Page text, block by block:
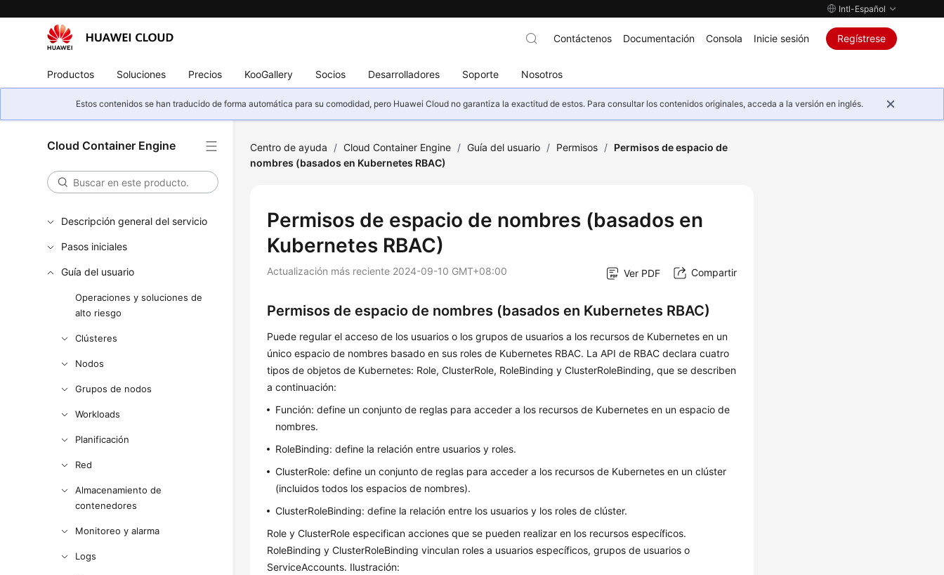
Intl-Español
Productos Soluciones Precios KooGallery Socios Desarrolladores Soporte Nosotros
Contáctenos Documentación Consola Inicie sesión Regístrese
Estos contenidos se han traducido de forma automática para su comodidad, pero Huawei Cloud no garantiza la exactitud de estos. Para consultar los contenidos originales, acceda a la versión en inglés.
Cloud Container Engine
Descripción general del servicio
Pasos iniciales
Guía del usuario
Operaciones y soluciones de
alto riesgo
Clústeres
Nodos
Grupos de nodos
Workloads
Planificación
Red
Almacenamiento de
contenedores
Monitoreo y alarma
Logs
Centro de ayuda / Cloud Container Engine / Guía del usuario / Permisos / Permisos de espacio de
nombres (basados en Kubernetes RBAC)
Permisos de espacio de nombres (basados en
Kubernetes RBAC)
Actualización más reciente 2024-09-10 GMT+08:00 Ver PDF Compartir
Permisos de espacio de nombres (basados en Kubernetes RBAC)
Puede regular el acceso de los usuarios o los grupos de usuarios a los recursos de Kubernetes en un
único espacio de nombres basado en sus roles de Kubernetes RBAC. La API de RBAC declara cuatro
tipos de objetos de Kubernetes: Role, ClusterRole, RoleBinding y ClusterRoleBinding, que se describen
a continuación:
Función: define un conjunto de reglas para acceder a los recursos de Kubernetes en un espacio de
nombres.
RoleBinding: define la relación entre usuarios y roles.
ClusterRole: define un conjunto de reglas para acceder a los recursos de Kubernetes en un clúster
(incluidos todos los espacios de nombres).
ClusterRoleBinding: define la relación entre los usuarios y los roles de clúster.
Role y ClusterRole especifican acciones que se pueden realizar en los recursos específicos.
RoleBinding y ClusterRoleBinding vinculan roles a usuarios específicos, grupos de usuarios o
ServiceAccounts. Ilustración: